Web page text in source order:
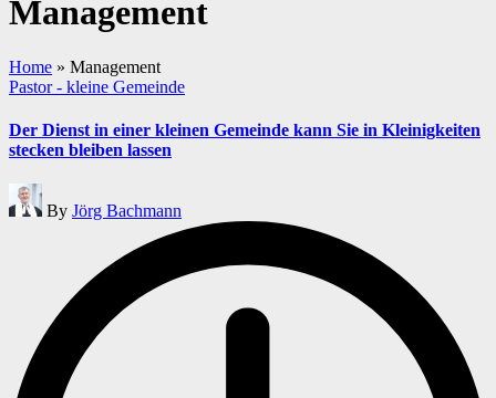
Management
Home » Management
Posted
Pastor - kleine Gemeinde
Der Dienst in einer kleinen Gemeinde kann Sie in Kleinigkeiten
stecken bleiben lassen
Posted
by
By Jörg Bachmann